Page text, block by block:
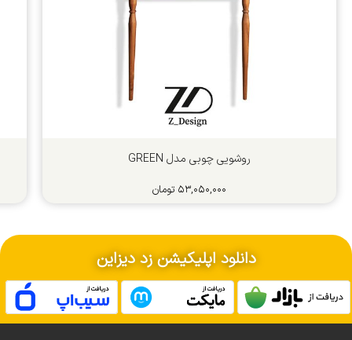
روشویی چوبی مدل GREEN
۵۳,۰۵۰,۰۰۰ تومان
دانلود اپلیکیشن زد دیزاین